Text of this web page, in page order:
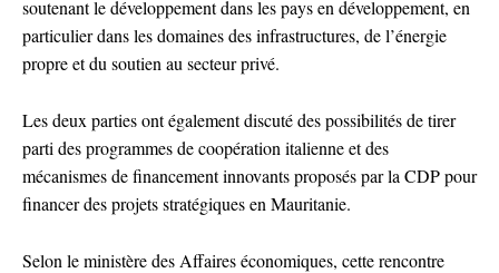
soutenant le développement dans les pays en développement, en
particulier dans les domaines des infrastructures, de l’énergie
propre et du soutien au secteur privé.
Les deux parties ont également discuté des possibilités de tirer
parti des programmes de coopération italienne et des
mécanismes de financement innovants proposés par la CDP pour
financer des projets stratégiques en Mauritanie.
Selon le ministère des Affaires économiques, cette rencontre